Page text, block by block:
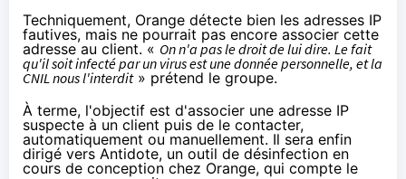
Techniquement, Orange détecte bien les adresses IP
fautives, mais ne pourrait pas encore associer cette
adresse au client. « On n'a pas le droit de lui dire. Le fait
qu'il soit infecté par un virus est une donnée personnelle, et la
CNIL nous l'interdit» prétend le groupe.
À terme, l'objectif est d'associer une adresse IP
suspecte à un client puis de le contacter,
automatiquement ou manuellement. Il sera enfin
dirigé vers Antidote, un outil de désinfection en
cours de conception chez Orange, qui compte le